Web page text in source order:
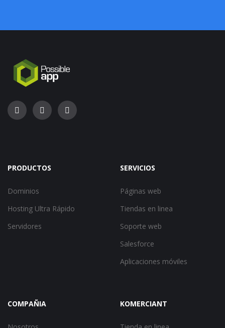
PRODUCTOS
Dominios
Hosting Ultra Rápido
Servidores
SERVICIOS
Páginas web
Tiendas en linea
Soporte web
Salesforce
Aplicaciones móviles
COMPAÑIA KOMERCIANT